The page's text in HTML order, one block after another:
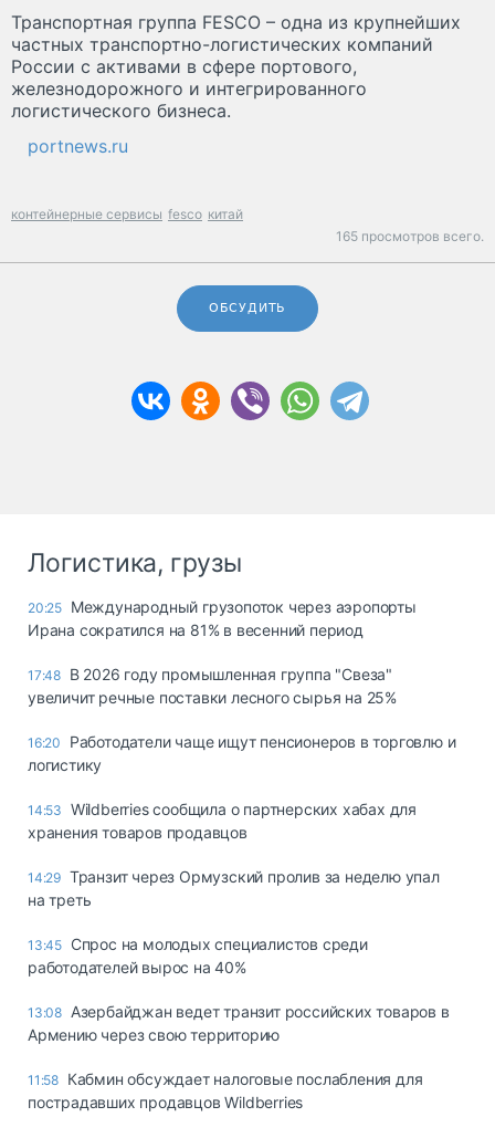
Транспортная группа FESCO – одна из крупнейших
частных транспортно-логистических компаний
России с активами в сфере портового,
железнодорожного и интегрированного
логистического бизнеса.
portnews.ru
контейнерные сервисы fesco китай
165 просмотров всего.
ОБСУДИТЬ
Логистика, грузы
20:25 Международный грузопоток через аэропорты
Ирана сократился на 81% в весенний период
17:48 В 2026 году промышленная группа "Свеза"
увеличит речные поставки лесного сырья на 25%
16:20
Работодатели чаще ищут пенсионеров в торговлю и
логистику
14:53 Wildberries сообщила о партнерских хабах для
хранения товаров продавцов
14:29 Транзит через Ормузский пролив за неделю упал
на треть
13:45 Спрос на молодых специалистов среди
работодателей вырос на 40%
13:08 Азербайджан ведет транзит российских товаров в
Армению через свою территорию
11:58 Кабмин обсуждает налоговые послабления для
пострадавших продавцов Wildberries